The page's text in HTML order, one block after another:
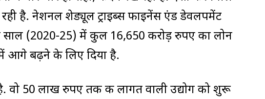
है. नेशनल शेड्यूल ट्राइब्स फाइनेंस एंड डेवलपमेंट
साल (2020-25) में कुल 16,650 करोड़ रुपए का लोन
आगे बढ़ने के लिए दिया है.
वो 50 लाख रुपए तक की लागत वाली उद्योग को शुरू